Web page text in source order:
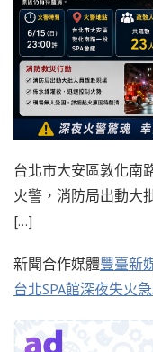
台北市大安區敦化南
火警，消防局出動大
[…]
新聞合作媒體豐臺新
台北SPA館深夜失火